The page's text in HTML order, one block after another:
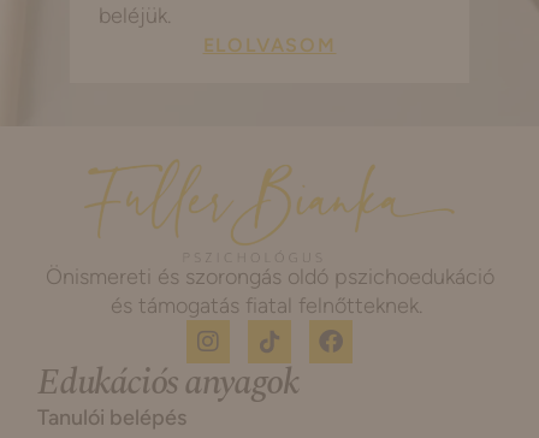
beléjük.
ELOLVASOM
Önismereti és szorongás oldó pszichoedukáció
és támogatás fiatal felnőtteknek.
Edukációs anyagok
Tanulói belépés